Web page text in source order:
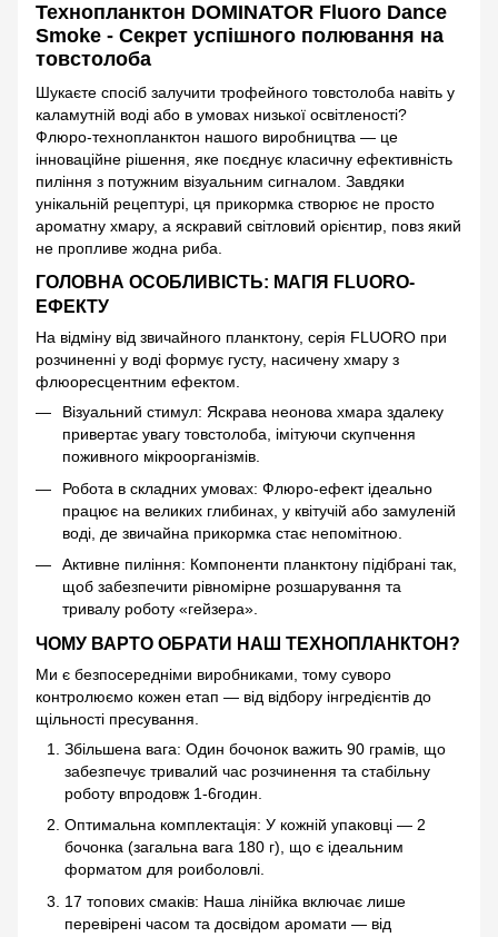
Технопланктон DOMINATOR Fluoro Dance
Smoke - Секрет успішного полювання на
товстолоба
Шукаєте спосіб залучити трофейного товстолоба навіть у
каламутній воді або в умовах низької освітленості?
Флюро-технопланктон нашого виробництва — це
інноваційне рішення, яке поєднує класичну ефективність
пиління з потужним візуальним сигналом. Завдяки
унікальній рецептурі, ця прикормка створює не просто
ароматну хмару, а яскравий світловий орієнтир, повз який
не пропливе жодна риба.
ГОЛОВНА ОСОБЛИВІСТЬ: МАГІЯ FLUORO-
ЕФЕКТУ
На відміну від звичайного планктону, серія FLUORO при
розчиненні у воді формує густу, насичену хмару з
флюоресцентним ефектом.
Візуальний стимул: Яскрава неонова хмара здалеку
привертає увагу товстолоба, імітуючи скупчення
поживного мікроорганізмів.
Робота в складних умовах: Флюро-ефект ідеально
працює на великих глибинах, у квітучій або замуленій
воді, де звичайна прикормка стає непомітною.
Активне пиління: Компоненти планктону підібрані так,
щоб забезпечити рівномірне розшарування та
тривалу роботу «гейзера».
ЧОМУ ВАРТО ОБРАТИ НАШ ТЕХНОПЛАНКТОН?
Ми є безпосередніми виробниками, тому суворо
контролюємо кожен етап — від відбору інгредієнтів до
щільності пресування.
Збільшена вага: Один бочонок важить 90 грамів, що
забезпечує тривалий час розчинення та стабільну
роботу впродовж 1-6годин.
Оптимальна комплектація: У кожній упаковці — 2
бочонка (загальна вага 180 г), що є ідеальним
форматом для роиболовлі.
17 топових смаків: Наша лінійка включає лише
перевірені часом та досвідом аромати — від